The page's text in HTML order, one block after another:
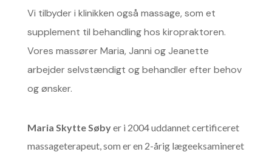
Vi tilbyder i klinikken også massage, som et
supplement til behandling hos kiropraktoren.
Vores massører Maria, Janni og Jeanette
arbejder selvstændigt og behandler efter behov
og ønsker.
Maria Skytte Søbyer i 2004 uddannet certificeret
massageterapeut, som er en 2-årig lægeeksamineret